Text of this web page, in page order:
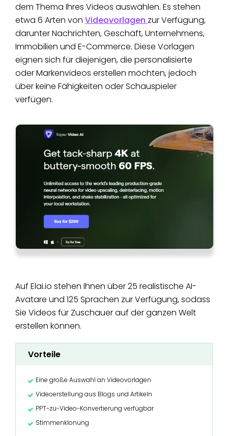
dem Thema Ihres Videos auswählen. Es stehen
etwa 6 Arten von Videovorlagen zur Verfügung,
darunter Nachrichten, Geschäft, Unternehmens,
Immobilien und E-Commerce. Diese Vorlagen
eignen sich für diejenigen, die personalisierte
oder Markenvideos erstellen möchten, jedoch
über keine Fähigkeiten oder Schauspieler
verfügen.
Auf Elai.io stehen Ihnen über 25 realistische AI-
Avatare und 125 Sprachen zur Verfügung, sodass
Sie Videos für Zuschauer auf der ganzen Welt
erstellen können.
Vorteile
Eine große Auswahl an Videovorlagen
Videoerstellung aus Blogs und Artikeln
PPT-zu-Video-Konvertierung verfügbar
Stimmenklonung